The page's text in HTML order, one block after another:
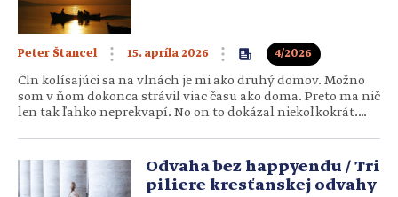
Peter Štancel 15. apríla 2026 4/2026
Čln kolísajúci sa na vlnách je mi ako druhý domov. Možno
som v ňom dokonca strávil viac času ako doma. Preto ma nič
len tak ľahko neprekvapí. No on to dokázal niekoľkokrát.
ma sprevádza celý život. Stál…
Odvaha bez happyendu / Tri
piliere kresťanskej odvahy